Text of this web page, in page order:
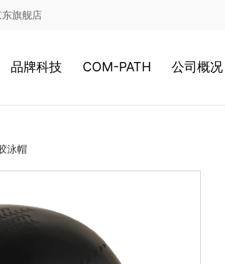
东旗舰店
游泳
网球
品牌科技
服装科技
2020新科技
COM-PATH 公司概况
经营理念
泳帽